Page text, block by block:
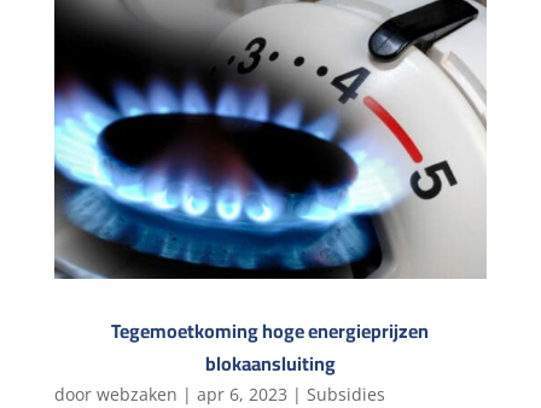
Tegemoetkoming hoge energieprijzen
blokaansluiting
door webzaken | apr 6, 2023 | Subsidies